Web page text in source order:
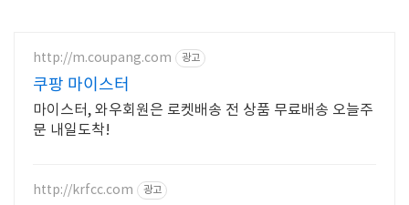
http://m.coupang.com 광고
쿠팡 마이스터
마이스터, 와우회원은 로켓배송 전 상품 무료배송 오늘주
문 내일도착!
http://krfcc.com 광고